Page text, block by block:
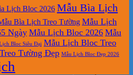
Lịch Bloc 2026 Mẫu Bìa Lịch
Bìa Lịch Treo Tường Mẫu Lịch
Ngày Mẫu Lịch Bloc 2026 Mẫu
Bloc Siêu Đại Mẫu Lịch Bloc Treo
Tường Đẹp Mẫu Lịch Bloc Đẹp 2026